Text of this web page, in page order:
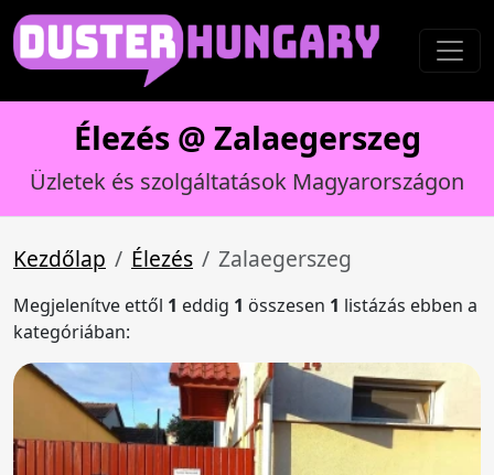
Élezés @ Zalaegerszeg
Üzletek és szolgáltatások Magyarországon
Kezdőlap Élezés Zalaegerszeg
Megjelenítve ettől 1 eddig 1 összesen 1 listázás ebben a
kategóriában: